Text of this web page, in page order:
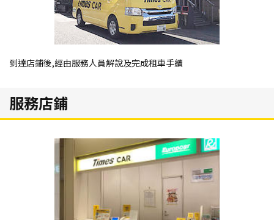
到達店鋪後,經由服務人員解說及完成租車手續
服務店鋪